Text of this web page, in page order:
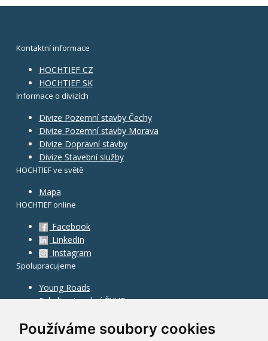
Používáme soubory cookies
Kontaktní informace
HOCHTIEF CZ
HOCHTIEF SK
Informace o divizích
Divize Pozemní stavby Čechy
Divize Pozemní stavby Morava
Divize Dopravní stavby
Divize Stavební služby
HOCHTIEF ve světě
Mapa
HOCHTIEF online
Facebook
LinkedIn
Instagram
Spolupracujeme
Young Roads
Fakulta stavební ČVUT